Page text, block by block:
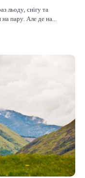
льоду, снігу та
на пару. Але де на…